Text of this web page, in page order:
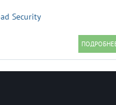
Security